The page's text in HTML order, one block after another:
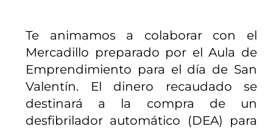
Te animamos a colaborar con el
Mercadillo preparado por el Aula de
Emprendimiento para el día de San
Valentín. El dinero recaudado se
destinará a la compra de un
desfibrilador automático (DEA) para